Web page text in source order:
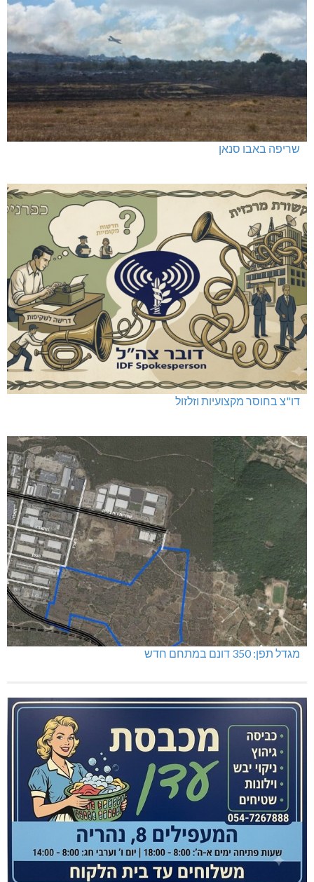
שריפה באבו סנאן
דו"צ בחוסר מקצועיות וזלזול
מגדל תפן: 350 דונם במתחם חדש